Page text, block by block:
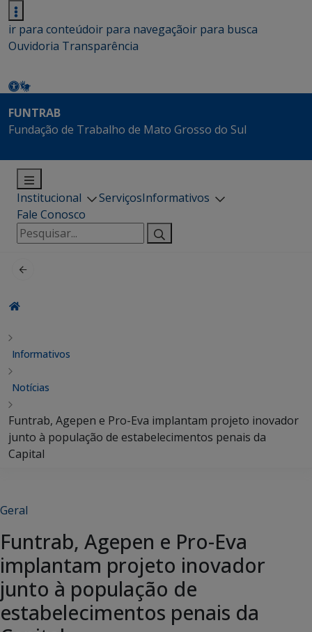
ir para conteúdoir para navegaçãoir para busca
Ouvidoria Transparência
FUNTRAB
Fundação de Trabalho de Mato Grosso do Sul
Institucional ServiçosInformativos
Fale Conosco
Pesquisar
por:
Informativos
Notícias
Funtrab, Agepen e Pro-Eva implantam projeto inovador
junto à população de estabelecimentos penais da
Capital
Geral
Funtrab, Agepen e Pro-Eva
implantam projeto inovador
junto à população de
estabelecimentos penais da